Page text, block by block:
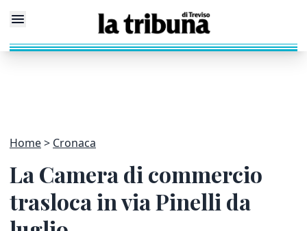
Home Cronaca
La Camera di commercio
trasloca in via Pinelli da